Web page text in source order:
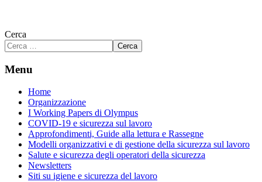
Cerca
Cerca
Menu
Home
Organizzazione
I Working Papers di Olympus
COVID-19 e sicurezza sul lavoro
Approfondimenti, Guide alla lettura e Rassegne
Modelli organizzativi e di gestione della sicurezza sul lavoro
Salute e sicurezza degli operatori della sicurezza
Newsletters
Siti su igiene e sicurezza del lavoro